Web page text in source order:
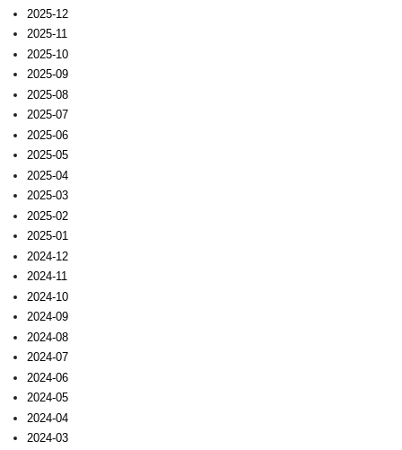
2025-12
2025-11
2025-10
2025-09
2025-08
2025-07
2025-06
2025-05
2025-04
2025-03
2025-02
2025-01
2024-12
2024-11
2024-10
2024-09
2024-08
2024-07
2024-06
2024-05
2024-04
2024-03